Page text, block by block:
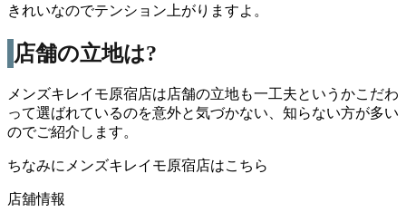
きれいなのでテンション上がりますよ。
店舗の立地は?
メンズキレイモ原宿店は店舗の立地も一工夫というかこだわ
って選ばれているのを意外と気づかない、知らない方が多い
のでご紹介します。
ちなみにメンズキレイモ原宿店はこちら
店舖情報